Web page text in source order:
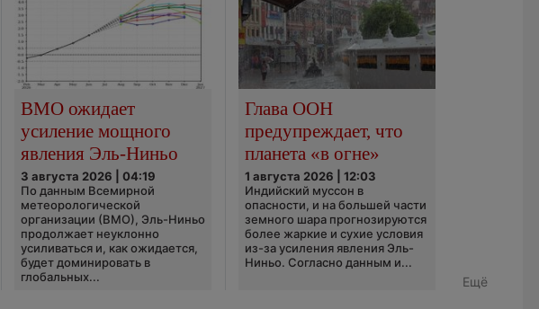
ВМО ожидает
усиление мощного
явления Эль-Ниньо
3 августа 2026 | 04:19
По данным Всемирной
метеорологической
организации (ВМО), Эль-Ниньо
продолжает неуклонно
усиливаться и, как ожидается,
будет доминировать в
глобальных...
Глава ООН
предупреждает, что
планета «в огне»
1 августа 2026 | 12:03
Индийский муссон в
опасности, и на большей части
земного шара прогнозируются
более жаркие и сухие условия
из-за усиления явления Эль-
Ниньо. Согласно данным и...
Ещё